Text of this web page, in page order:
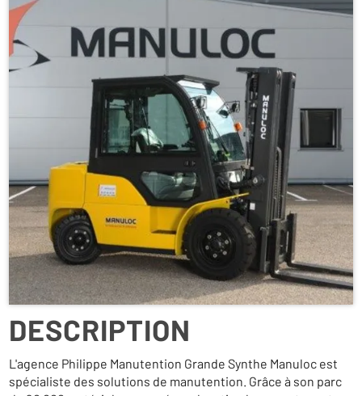
DESCRIPTION
L'agence Philippe Manutention Grande Synthe Manuloc est
spécialiste des solutions de manutention. Grâce à son parc